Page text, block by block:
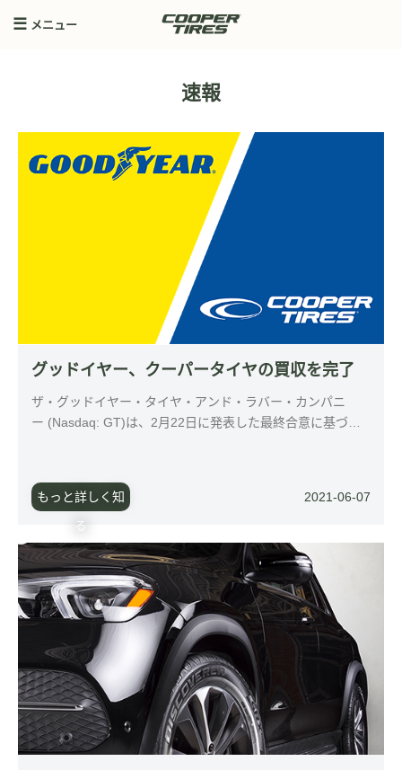
メニュー
速報
グッドイヤー、クーパータイヤの買収を完了
ザ・グッドイヤー・タイヤ・アンド・ラバー・カンパニ
ー (Nasdaq: GT)は、2月22日に発表した最終合意に基づ
ートフォリオ、サービス、能力を補完し合う2つの大手タイ
ヤメーカーが一つになり、米国を拠点とする世界のタイヤ業
界におけるより強力なリーダーが誕生します。統合後は、顧
客や消費者の皆様がグッドイヤーブランドおよびクーパーブ
ランドのタイヤをより選びやすくな
もっと詳しく知
る
2021-06-07